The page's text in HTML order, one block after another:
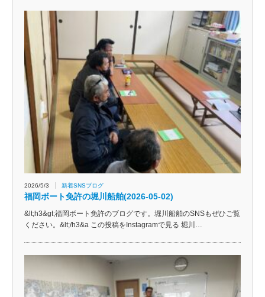
2026/5/3 新着SNSブログ
福岡ボート免許の堀川船舶(2026-05-02)
&lt;h3&gt;福岡ボート免許のブログです。堀川船舶のSNSもぜひご覧
ください。&lt;/h3&a この投稿をInstagramで見る 堀川…